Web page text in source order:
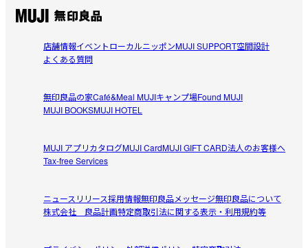
店舗情報イベントローカルニッポンMUJI SUPPORT空間設計
よくある質問
無印良品の家Café&Meal MUJIキャンプ場Found MUJI
MUJI BOOKSMUJI HOTEL
MUJI アプリカタログMUJI CardMUJI GIFT CARD法人のお客様へ
Tax-free Services
ニュースリリース採用情報無印良品メッセージ無印良品について
株式会社 良品計画特定商取引法に関する表示・利用規約等